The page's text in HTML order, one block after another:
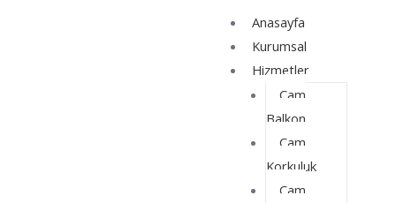
Anasayfa
Kurumsal
Hizmetler
Cam
Balkon
Cam
Korkuluk
Cam